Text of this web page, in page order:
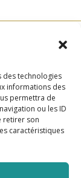
des technologies
informations des
permettra de
ou les ID
retirer son
caractéristiques